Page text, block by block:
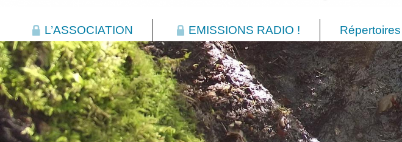
L’ASSOCIATION EMISSIONS RADIO ! Répertoires